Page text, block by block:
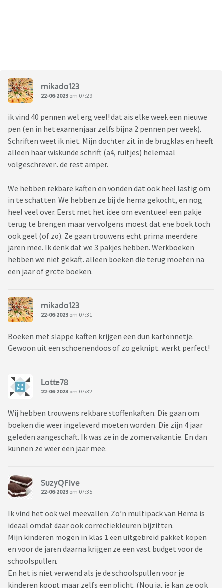
mikado123
22-06-2023 om 07:29
ik vind 40 pennen wel erg veel! dat ais elke week een nieuwe
pen (en in het examenjaar zelfs bijna 2 pennen per week).
Schriften weet ik niet. Mijn dochter zit in de brugklas en heeft
alleen haar wiskunde schrift (a4, ruitjes) helemaal
volgeschreven. de rest amper.
We hebben rekbare kaften en vonden dat ook heel lastig om
in te schatten. We hebben ze bij de hema gekocht, en nog
heel veel over. Eerst met het idee om eventueel een pakje
terug te brengen maar vervolgens moest dat ene boek toch
ook geel (of zo). Ze gaan trouwens echt prima meerdere
jaren mee. Ik denk dat we 3 pakjes hebben. Werkboeken
hebben we niet gekaft. alleen boeken die terug moeten na
een jaar of grote boeken.
mikado123
22-06-2023 om 07:31
Boeken met slappe kaften krijgen een dun kartonnetje.
Gewoon uit een schoenendoos of zo geknipt. werkt perfect!
Lotte78
22-06-2023 om 07:32
Wij hebben trouwens rekbare stoffenkaften. Die gaan om
boeken die weer ingeleverd moeten worden. Die zijn 4 jaar
geleden aangeschaft. Ik was ze in de zomervakantie. En dan
kunnen ze weer een jaar mee.
SuzyQFive
22-06-2023 om 07:35
Ik vind het ook wel meevallen. Zo’n multipack van Hema is
ideaal omdat daar ook correctiekleuren bijzitten.
Mijn kinderen mogen in klas 1 een uitgebreid pakket kopen
en voor de jaren daarna krijgen ze een vast budget voor de
schoolspullen.
En het is niet verwend als je de schoolspullen voor je
kinderen koopt maar zelfs een plicht. (Nou ja, je kan ze ook